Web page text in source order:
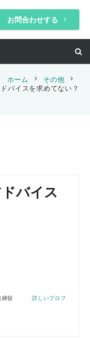
お問合わせする keyboard_arrow_right
ホーム chevron_right その他 chevron_right
バイスを求めてない？
バイス
表取締役 詳しいプロフ